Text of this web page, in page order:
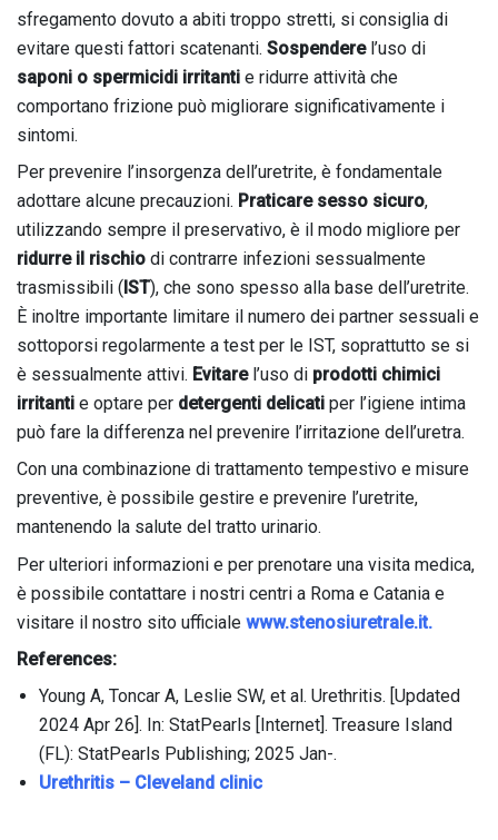
sfregamento dovuto a abiti troppo stretti, si consiglia di
evitare questi fattori scatenanti. Sospenderel’uso di
saponi o spermicidi irritanti e ridurre attività che
comportano frizione può migliorare significativamente i
sintomi.
Per prevenire l’insorgenza dell’uretrite, è fondamentale
adottare alcune precauzioni. Praticare sesso sicuro,
utilizzando sempre il preservativo, è il modo migliore per
ridurre il rischio di contrarre infezioni sessualmente
trasmissibili ( IST), che sono spesso alla base dell’uretrite.
È inoltre importante limitare il numero dei partner sessuali e
sottoporsi regolarmente a test per le IST, soprattutto se si
è sessualmente attivi. Evitarel’uso di prodotti chimici
irritanti e optare per detergenti delicati per l’igiene intima
può fare la differenza nel prevenire l’irritazione dell’uretra.
Con una combinazione di trattamento tempestivo e misure
preventive, è possibile gestire e prevenire l’uretrite,
mantenendo la salute del tratto urinario.
Per ulteriori informazioni e per prenotare una visita medica,
è possibile contattare i nostri centri a Roma e Catania e
visitare il nostro sito ufficiale www.stenosiuretrale.it.
References:
Young A, Toncar A, Leslie SW, et al. Urethritis. [Updated
2024 Apr 26]. In: StatPearls [Internet]. Treasure Island
(FL): StatPearls Publishing; 2025 Jan-.
Urethritis – Cleveland clinic